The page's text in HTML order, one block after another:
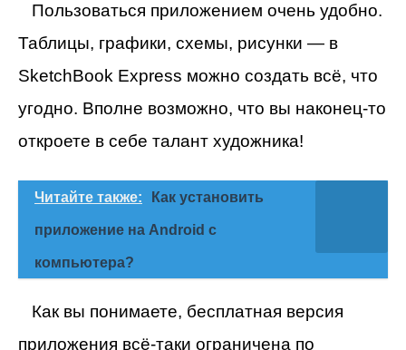
Пользоваться приложением очень удобно.
Таблицы, графики, схемы, рисунки — в
SketchBook Express можно создать всё, что
угодно. Вполне возможно, что вы наконец-то
откроете в себе талант художника!
Читайте также: Как установить
приложение на Android с
компьютера?
Как вы понимаете, бесплатная версия
приложения всё-таки ограничена по